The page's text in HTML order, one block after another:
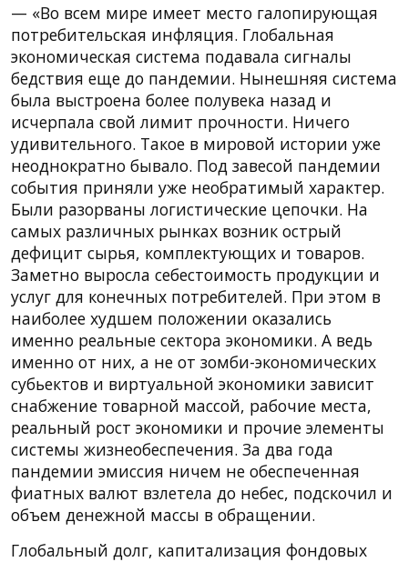
— «Во всем мире имеет место галопирующая
потребительская инфляция. Глобальная
экономическая система подавала сигналы
бедствия еще до пандемии. Нынешняя система
была выстроена более полувека назад и
исчерпала свой лимит прочности. Ничего
удивительного. Такое в мировой истории уже
неоднократно бывало. Под завесой пандемии
события приняли уже необратимый характер.
Были разорваны логистические цепочки. На
самых различных рынках возник острый
дефицит сырья, комплектующих и товаров.
Заметно выросла себестоимость продукции и
услуг для конечных потребителей. При этом в
наиболее худшем положении оказались
именно реальные сектора экономики. А ведь
именно от них, а не от зомби-экономических
субьектов и виртуальной экономики зависит
снабжение товарной массой, рабочие места,
реальный рост экономики и прочие элементы
системы жизнеобеспечения. За два года
пандемии эмиссия ничем не обеспеченная
фиатных валют взлетела до небес, подскочил и
объем денежной массы в обращении.
Глобальный долг, капитализация фондовых